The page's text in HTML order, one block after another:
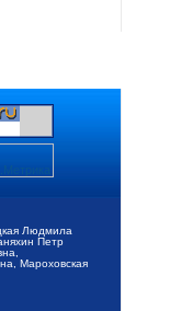
Людмила
Петр
Мароховская